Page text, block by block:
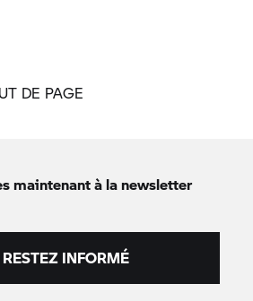
DE PAGE
maintenant à la newsletter
RESTEZ INFORMÉ